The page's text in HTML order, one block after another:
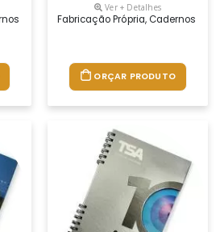
Personalizados Do Seu Jeito.tamanhos
Ver + Detalhes
Fabricação Própria, Cadernos
ORÇAR PRODUTO